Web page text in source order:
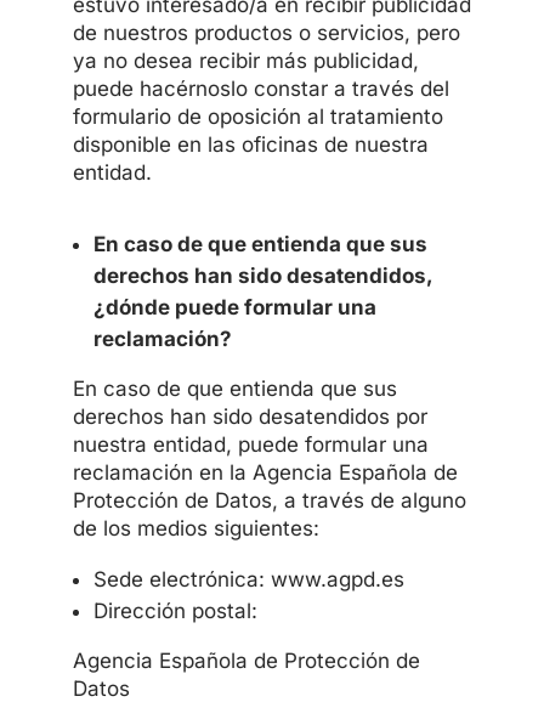
de nuestros productos o servicios, pero
ya no desea recibir más publicidad,
puede hacérnoslo constar a través del
formulario de oposición al tratamiento
disponible en las oficinas de nuestra
entidad.
En caso de que entienda que sus
derechos han sido desatendidos,
¿dónde puede formular una
reclamación?
En caso de que entienda que sus
derechos han sido desatendidos por
nuestra entidad, puede formular una
reclamación en la Agencia Española de
Protección de Datos, a través de alguno
de los medios siguientes:
Sede electrónica: www.agpd.es
Dirección postal:
Agencia Española de Protección de
Datos